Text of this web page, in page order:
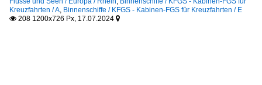
Kreuzfahrten / A, Binnenschiffe / KFGS - Kabinen-FGS für Kreuzfahrten / E
 208 1200x726 Px, 17.07.2024 